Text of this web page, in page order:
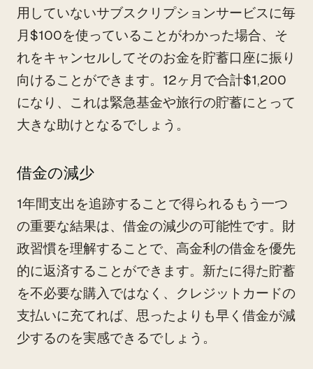
用していないサブスクリプションサービスに毎
月$100を使っていることがわかった場合、そ
れをキャンセルしてそのお金を貯蓄口座に振り
向けることができます。12ヶ月で合計$1,200
になり、これは緊急基金や旅行の貯蓄にとって
大きな助けとなるでしょう。
借金の減少
1年間支出を追跡することで得られるもう一つ
の重要な結果は、借金の減少の可能性です。財
政習慣を理解することで、高金利の借金を優先
的に返済することができます。新たに得た貯蓄
を不必要な購入ではなく、クレジットカードの
支払いに充てれば、思ったよりも早く借金が減
少するのを実感できるでしょう。